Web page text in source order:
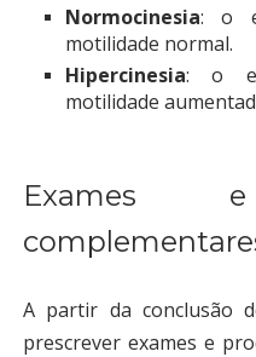
Normocinesia: o
motilidade normal.
Hipercinesia: o
motilidade
Exames e
A partir da conclusão
prescrever exames e